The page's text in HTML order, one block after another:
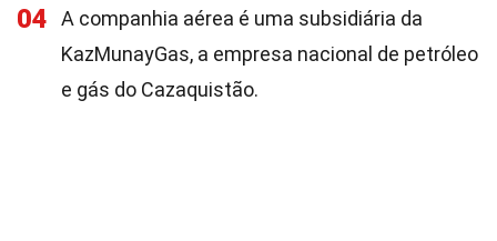
04
A companhia aérea é uma subsidiária da
KazMunayGas, a empresa nacional de petróleo
e gás do Cazaquistão.